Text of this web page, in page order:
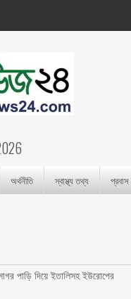
অর্থনীতি স্বাস্থ্য তথ্য প্রবাস
পাড়ি দিয়ে ইতালিসহ ইউরোপের